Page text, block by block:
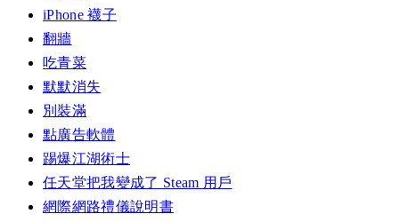
iPhone 襪子
翻牆
吃青菜
默默消失
別裝滿
點廣告軟體
踢爆江湖術士
任天堂把我變成了 Steam 用戶
網際網路禮儀說明書